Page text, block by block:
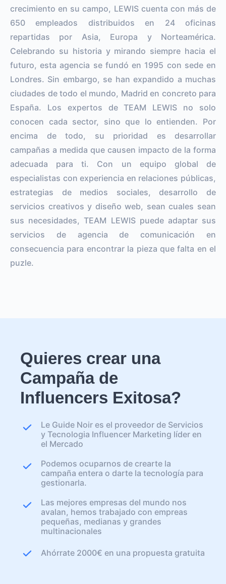
crecimiento en su campo, LEWIS cuenta con más de
650 empleados distribuidos en 24 oficinas
repartidas por Asia, Europa y Norteamérica.
Celebrando su historia y mirando siempre hacia el
futuro, esta agencia se fundó en 1995 con sede en
Londres. Sin embargo, se han expandido a muchas
ciudades de todo el mundo, Madrid en concreto para
España. Los expertos de TEAM LEWIS no solo
conocen cada sector, sino que lo entienden. Por
encima de todo, su prioridad es desarrollar
campañas a medida que causen impacto de la forma
adecuada para ti. Con un equipo global de
especialistas con experiencia en relaciones públicas,
estrategias de medios sociales, desarrollo de
servicios creativos y diseño web, sean cuales sean
sus necesidades, TEAM LEWIS puede adaptar sus
servicios de agencia de comunicación en
consecuencia para encontrar la pieza que falta en el
puzle.
Quieres crear una
Campaña de
Influencers Exitosa?
Le Guide Noir es el proveedor de Servicios
y Tecnologia Influencer Marketing líder en
el Mercado
Podemos ocuparnos de crearte la
campaña entera o darte la tecnología para
gestionarla.
Las mejores empresas del mundo nos
avalan, hemos trabajado con empreas
pequeñas, medianas y grandes
multinacionales
Ahórrate 2000€ en una propuesta gratuita